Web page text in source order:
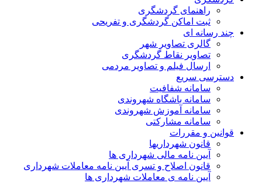
راهنمای گردشگری
ثبت اماکن گردشگری و تفریحی
چند رسانه ای
گالری تصاویر شهر
تصاویر نقاط گردشگری
ارسال فیلم و تصاویر مردمی
دسترسی سریع
سامانه شفافیت
سامانه باشگاه شهروندی
سامانه آموزش شهروندی
سامانه مشارکتی
قوانین و مقررات
قانون شهرداریها
آیین نامه مالی شهرداری ها
قانون اصلاح و تسری آیین نامه معاملات شهرداری
آیین نامه ی معاملات شهرداری ها